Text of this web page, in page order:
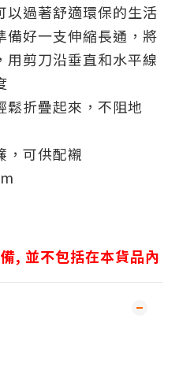
以過著舒適環保的生活
備好一支伸縮長通，將
用剪刀沿垂直和水平線
鬆折疊起來，不阻地
，可供配襯
, 並不包括在本貨品內